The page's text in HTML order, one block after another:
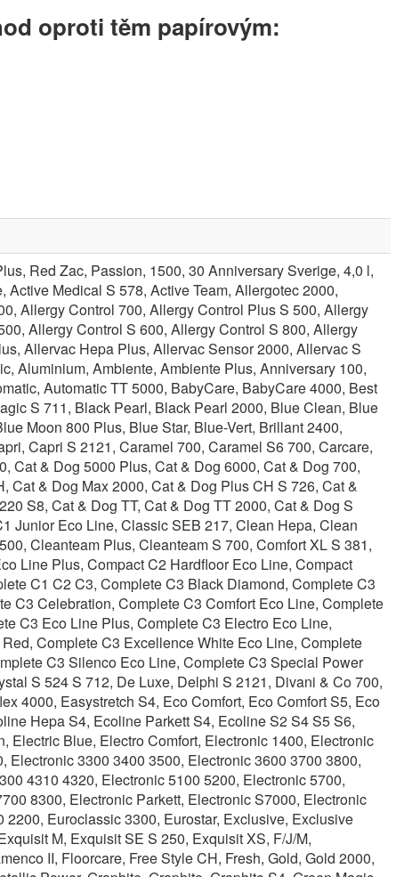
oproti těm papírovým:
Red Zac, Passion, 1500, 30 Anniversary Sverige, 4,0 l,
Medical S 578, Active Team, Allergotec 2000,
Allergy Control 700, Allergy Control Plus S 500, Allergy
Allergy Control S 600, Allergy Control S 800, Allergy
Allervac Hepa Plus, Allervac Sensor 2000, Allervac S
Aluminium, Ambiente, Ambiente Plus, Anniversary 100,
Automatic TT 5000, BabyCare, BabyCare 4000, Best
S 711, Black Pearl, Black Pearl 2000, Blue Clean, Blue
Moon 800 Plus, Blue Star, Blue-Vert, Brillant 2400,
Capri S 2121, Caramel 700, Caramel S6 700, Carcare,
Cat & Dog 5000 Plus, Cat & Dog 6000, Cat & Dog 700,
Cat & Dog Max 2000, Cat & Dog Plus CH S 726, Cat &
S8, Cat & Dog TT, Cat & Dog TT 2000, Cat & Dog S
Junior Eco Line, Classic SEB 217, Clean Hepa, Clean
Cleanteam Plus, Cleanteam S 700, Comfort XL S 381,
Line Plus, Compact C2 Hardfloor Eco Line, Compact
C1 C2 C3, Complete C3 Black Diamond, Complete C3
C3 Celebration, Complete C3 Comfort Eco Line, Complete
C3 Eco Line Plus, Complete C3 Electro Eco Line,
Complete C3 Excellence White Eco Line, Complete
C3 Silenco Eco Line, Complete C3 Special Power
S 524 S 712, De Luxe, Delphi S 2121, Divani & Co 700,
4000, Easystretch S4, Eco Comfort, Eco Comfort S5, Eco
Hepa S4, Ecoline Parkett S4, Ecoline S2 S4 S5 S6,
Blue, Electro Comfort, Electronic 1400, Electronic
3300 3400 3500, Electronic 3600 3700 3800,
4310 4320, Electronic 5100 5200, Electronic 5700,
8300, Electronic Parkett, Electronic S7000, Electronic
Euroclassic 3300, Eurostar, Exclusive, Exclusive
M, Exquisit SE S 250, Exquisit XS, F/J/M,
II, Floorcare, Free Style CH, Fresh, Gold, Gold 2000,